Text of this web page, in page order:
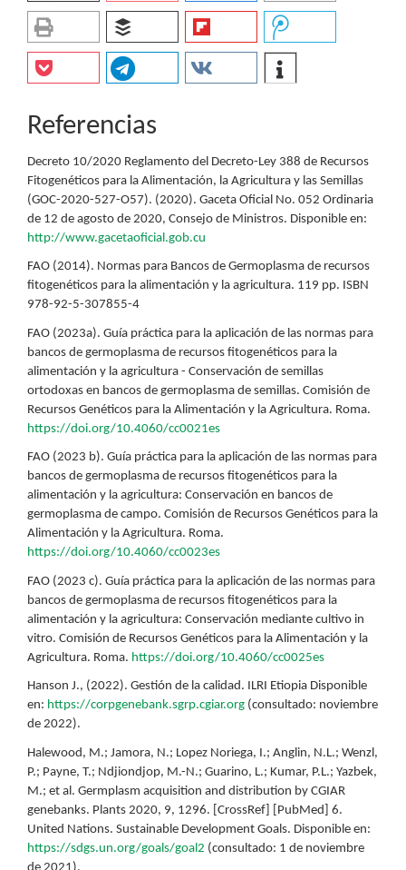
Referencias
Decreto 10/2020 Reglamento del Decreto-Ley 388 de Recursos
Fitogenéticos para la Alimentación, la Agricultura y las Semillas
(GOC-2020-527-O57). (2020). Gaceta Oficial No. 052 Ordinaria
de 12 de agosto de 2020, Consejo de Ministros. Disponible en:
http://www.gacetaoficial.gob.cu
FAO (2014). Normas para Bancos de Germoplasma de recursos
fitogenéticos para la alimentación y la agricultura. 119 pp. ISBN
978-92-5-307855-4
FAO (2023a). Guía práctica para la aplicación de las normas para
bancos de germoplasma de recursos fitogenéticos para la
alimentación y la agricultura - Conservación de semillas
ortodoxas en bancos de germoplasma de semillas. Comisión de
Recursos Genéticos para la Alimentación y la Agricultura. Roma.
https://doi.org/10.4060/cc0021es
FAO (2023 b). Guía práctica para la aplicación de las normas para
bancos de germoplasma de recursos fitogenéticos para la
alimentación y la agricultura: Conservación en bancos de
germoplasma de campo. Comisión de Recursos Genéticos para la
Alimentación y la Agricultura. Roma.
https://doi.org/10.4060/cc0023es
FAO (2023 c). Guía práctica para la aplicación de las normas para
bancos de germoplasma de recursos fitogenéticos para la
alimentación y la agricultura: Conservación mediante cultivo in
vitro. Comisión de Recursos Genéticos para la Alimentación y la
Agricultura. Roma. https://doi.org/10.4060/cc0025es
Hanson J., (2022). Gestión de la calidad. ILRI Etiopia Disponible
en: https://corpgenebank.sgrp.cgiar.org (consultado: noviembre
de 2022).
Halewood, M.; Jamora, N.; Lopez Noriega, I.; Anglin, N.L.; Wenzl,
P.; Payne, T.; Ndjiondjop, M.-N.; Guarino, L.; Kumar, P.L.; Yazbek,
M.; et al. Germplasm acquisition and distribution by CGIAR
genebanks. Plants 2020, 9, 1296. [CrossRef] [PubMed] 6.
United Nations. Sustainable Development Goals. Disponible en:
https://sdgs.un.org/goals/goal2 (consultado: 1 de noviembre